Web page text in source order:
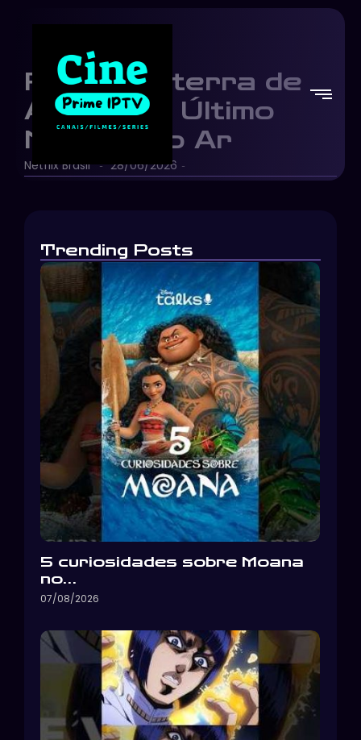
Painel de terra de
Avatar: O Último
Mestre do Ar
Netflix Brasil - 28/06/2026 -
Trending Posts
5 curiosidades sobre Moana
no…
07/08/2026